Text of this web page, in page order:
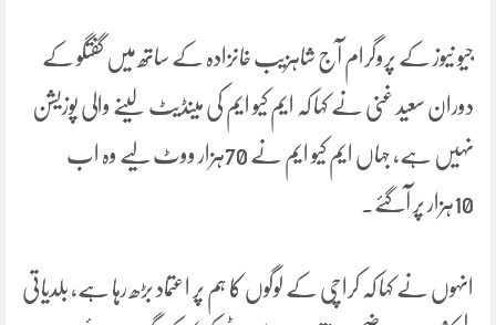
جیو نیوز کے پروگرام آج شاہزیب خانزادہ کے ساتھ میں گفتگو کے
دوران سعید غنی نے کہا کہ ایم کیو ایم کی مینڈیٹ لینے والی پوزیشن
نہیں ہے، جہاں ایم کیو ایم نے 70ہزار ووٹ لیے وہ اب
10ہزار پر آگئے۔
انہوں نے کہا کہ کراچی کے لوگوں کا ہم پر اعتماد بڑھ رہا ہے، بلدیاتی